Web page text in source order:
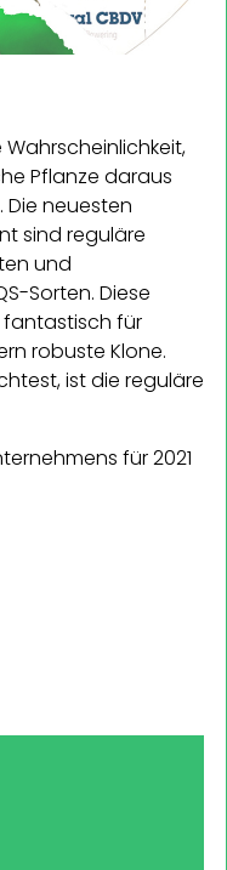
Wahrscheinlichkeit,
Pflanze daraus
neuesten
sind reguläre
und
Sorten. Diese
für
robuste Klone.
ist die reguläre
für 2021